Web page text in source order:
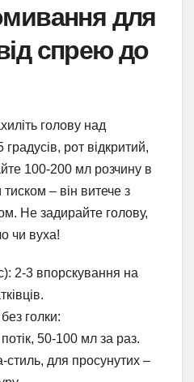
для
спрею до
голову над
рот відкритий,
100-200 мл розчину в
– він витече з
Не задирайте голову,
чи вуха!
2-3 впорскування на
голки:
50-100 мл за раз.
стиль, для просунутих –